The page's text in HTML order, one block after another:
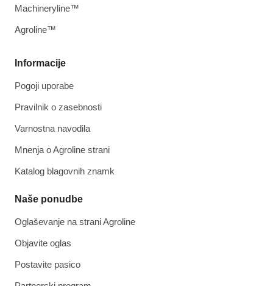
Informacije
Pogoji uporabe
Pravilnik o zasebnosti
Varnostna navodila
Mnenja o Agroline strani
Katalog blagovnih znamk
Naše ponudbe
Oglaševanje na strani Agroline
Objavite oglas
Postavite pasico
Machineryline™
Agroline™